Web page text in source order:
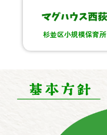
杉並区小規模保育所